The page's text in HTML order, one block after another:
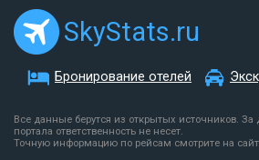
SkyStats.ru
Бронирование отелей
Все данные берутся из открытых источников.
портала ответственность не несет.
Точную информацию по рейсам смотрите на